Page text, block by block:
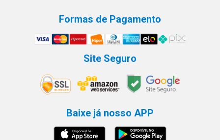
Formas de Pagamento
Site Seguro
Baixe já nosso APP